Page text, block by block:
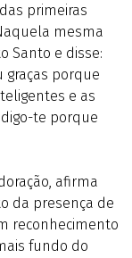
primeiras
mesma
Santo e disse:
graças porque
e as
te porque
afirma
da presença de
reconhecimento
fundo do